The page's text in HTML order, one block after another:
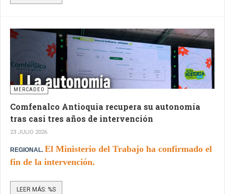
MERCADEO
Comfenalco Antioquia recupera su autonomía
tras casi tres años de intervención
23 JULIO 2026
REGIONAL. El Ministerio del Trabajo ha confirmado el
fin de la intervención.
LEER MÁS: %S